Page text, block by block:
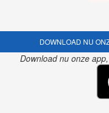
DOWNLOAD NU
Download nu onze